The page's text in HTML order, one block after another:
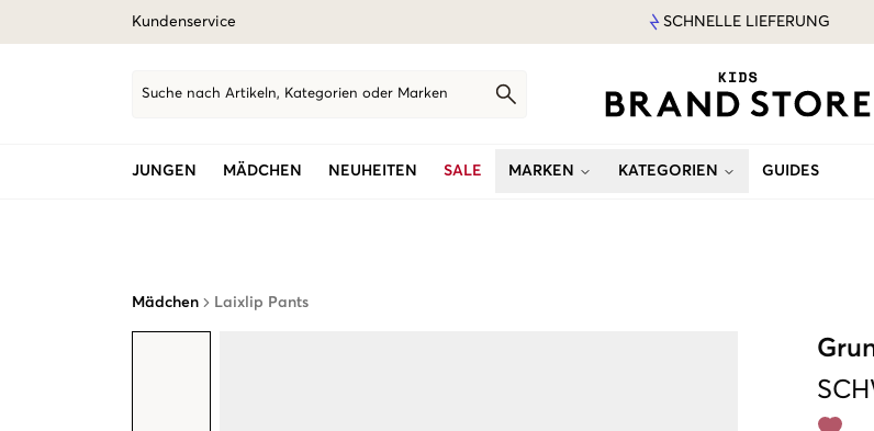
Kundenservice SCHNELLE LIEFERUNG
Suche nach Artikeln, Kategorien oder Marken
JUNGEN MÄDCHEN NEUHEITEN SALE MARKEN KATEGORIEN GUIDES
Mädchen Laixlip Pants